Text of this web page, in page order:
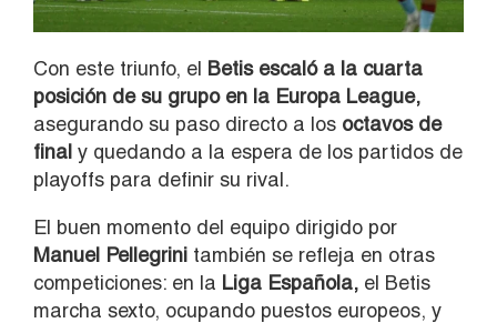
Con este triunfo, el Betis escaló a la cuarta
posición de su grupo en la Europa League,
asegurando su paso directo a los octavos de
final y quedando a la espera de los partidos de
playoffs para definir su rival.
El buen momento del equipo dirigido por
Manuel Pellegrini también se refleja en otras
competiciones: en la Liga Española, el Betis
marcha sexto, ocupando puestos europeos, y